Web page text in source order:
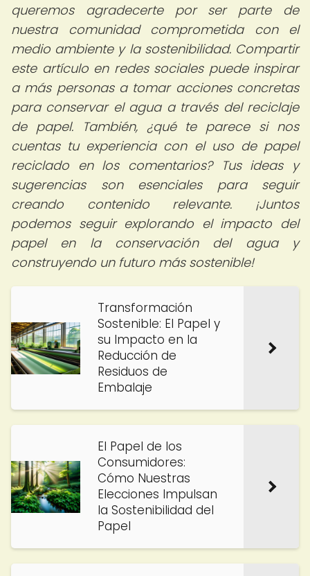
queremos agradecerte por ser parte de
nuestra comunidad comprometida con el
medio ambiente y la sostenibilidad. Compartir
este artículo en redes sociales puede inspirar
a más personas a tomar acciones concretas
para conservar el agua a través del reciclaje
de papel. También, ¿qué te parece si nos
cuentas tu experiencia con el uso de papel
reciclado en los comentarios? Tus ideas y
sugerencias son esenciales para seguir
creando contenido relevante. ¡Juntos
podemos seguir explorando el impacto del
papel en la conservación del agua y
construyendo un futuro más sostenible!
Transformación
Sostenible: El Papel y
su Impacto en la
Reducción de
Residuos de
Embalaje
El Papel de los
Consumidores:
Cómo Nuestras
Elecciones Impulsan
la Sostenibilidad del
Papel